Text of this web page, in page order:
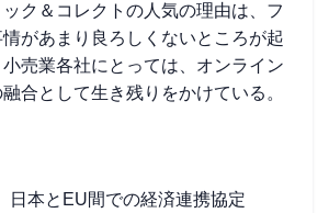
ク＆コレクトの人気の理由は、フ
があまり良ろしくないところが起
売業各社にとっては、オンライン
合として生き残りをかけている。
日本とEU間での経済連携協定